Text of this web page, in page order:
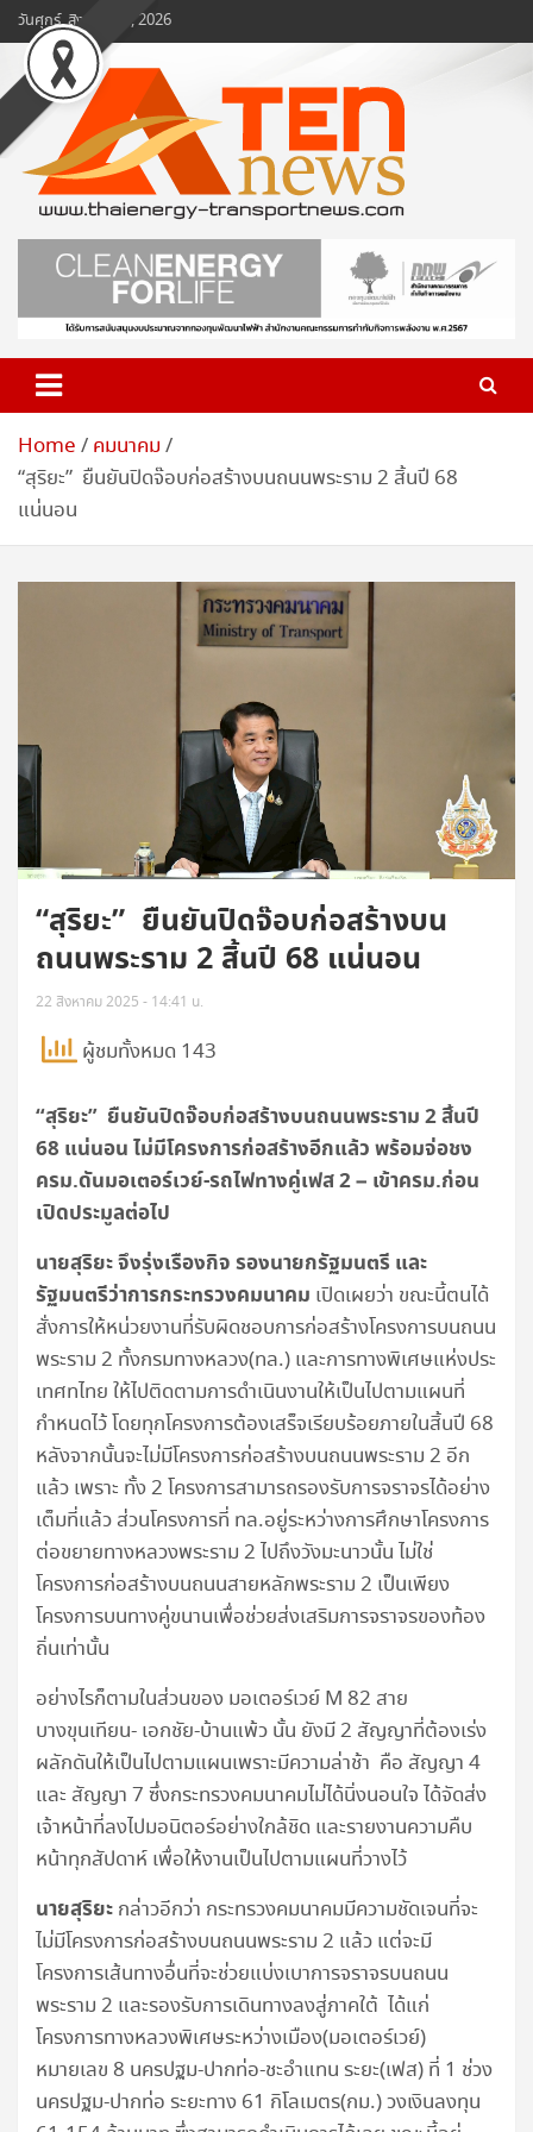
Skip
to
content
วันศุกร์, สิงหาคม 7, 2026
www.ten-news.com
ข่าวพลังงานและคมนาคม
Home
คมนาคม
“สุริยะ” ยืนยันปิดจ๊อบก่อสร้างบนถนนพระราม 2 สิ้นปี 68
แน่นอน
“สุริยะ” ยืนยันปิดจ๊อบก่อสร้างบน
ถนนพระราม 2 สิ้นปี 68 แน่นอน
22 สิงหาคม 2025 - 14:41 น.
ผู้ชมทั้งหมด 143
“สุริยะ” ยืนยันปิดจ๊อบก่อสร้างบนถนนพระราม 2 สิ้นปี
68 แน่นอน ไม่มีโครงการก่อสร้างอีกแล้ว พร้อมจ่อชง
ครม.ดันมอเตอร์เวย์-รถไฟทางคู่เฟส 2 – เข้าครม.ก่อน
เปิดประมูลต่อไป
นายสุริยะ จึงรุ่งเรืองกิจ รองนายกรัฐมนตรี และ
รัฐมนตรีว่าการกระทรวงคมนาคม เปิดเผยว่า ขณะนี้ตนได้
สั่งการให้หน่วยงานที่รับผิดชอบการก่อสร้างโครงการบนถนน
พระราม 2 ทั้งกรมทางหลวง(ทล.) และการทางพิเศษแห่งประ
เทศทไทย ให้ไปติดตามการดำเนินงานให้เป็นไปตามแผนที่
กำหนดไว้ โดยทุกโครงการต้องเสร็จเรียบร้อยภายในสิ้นปี 68
หลังจากนั้นจะไม่มีโครงการก่อสร้างบนถนนพระราม 2 อีก
แล้ว เพราะ ทั้ง 2 โครงการสามารถรองรับการจราจรได้อย่าง
เต็มที่แล้ว ส่วนโครงการที่ ทล.อยู่ระหว่างการศึกษาโครงการ
ต่อขยายทางหลวงพระราม 2 ไปถึงวังมะนาวนั้น ไม่ใช่
โครงการก่อสร้างบนถนนสายหลักพระราม 2 เป็นเพียง
โครงการบนทางคู่ขนานเพื่อช่วยส่งเสริมการจราจรของท้อง
ถิ่นเท่านั้น
อย่างไรก็ตามในส่วนของ มอเตอร์เวย์ M 82 สาย
บางขุนเทียน- เอกชัย-บ้านแพ้ว นั้น ยังมี 2 สัญญาที่ต้องเร่ง
ผลักดันให้เป็นไปตามแผนเพราะมีความล่าช้า คือ สัญญา 4
และ สัญญา 7 ซึ่งกระทรวงคมนาคมไม่ได้นิ่งนอนใจ ได้จัดส่ง
เจ้าหน้าที่ลงไปมอนิตอร์อย่างใกล้ชิด และรายงานความคืบ
หน้าทุกสัปดาห์ เพื่อให้งานเป็นไปตามแผนที่วางไว้
นายสุริยะ กล่าวอีกว่า กระทรวงคมนาคมมีความชัดเจนที่จะ
ไม่มีโครงการก่อสร้างบนถนนพระราม 2 แล้ว แต่จะมี
โครงการเส้นทางอื่นที่จะช่วยแบ่งเบาการจราจรบนถนน
พระราม 2 และรองรับการเดินทางลงสู่ภาคใต้ ได้แก่
โครงการทางหลวงพิเศษระหว่างเมือง(มอเตอร์เวย์)
หมายเลข 8 นครปฐม-ปากท่อ-ชะอำแทน ระยะ(เฟส) ที่ 1 ช่วง
นครปฐม-ปากท่อ ระยะทาง 61 กิโลเมตร(กม.) วงเงินลงทุน